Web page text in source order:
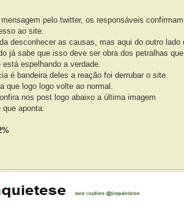
mensagem pelo twitter, os responsáveis confirmam
ao site.
desconhecer as causas, mas aqui do outro lado
já sabe que isso deve ser obra dos petralhas que
espelhando a verdade.
é bandeira deles a reação foi derrubar o site.
que logo logo volte ao normal.
nos post logo abaixo a última imagem
que aponta: